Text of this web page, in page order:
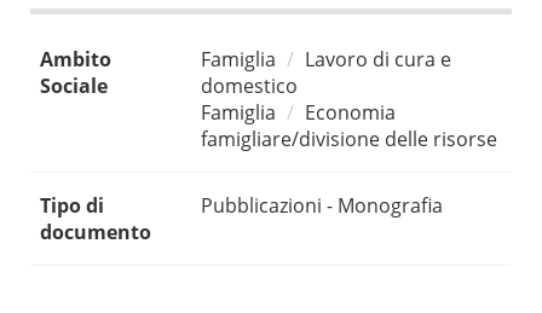
Ambito
Sociale
Famiglia
Lavoro di cura e
domestico
Famiglia
Economia
famigliare/divisione delle risorse
Tipo di
documento
Pubblicazioni - Monografia